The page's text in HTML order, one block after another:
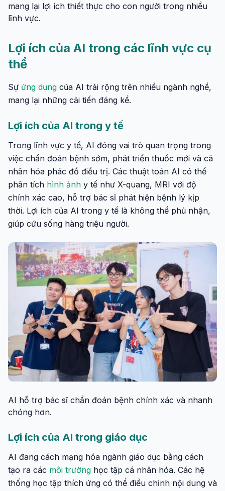
mang lại lợi ích thiết thực cho con người trong nhiều
lĩnh vực.
Lợi ích của AI trong các lĩnh vực cụ
thể
Sự ứng dụng của AI trải rộng trên nhiều ngành nghề,
mang lại những cải tiến đáng kể.
Lợi ích của AI trong y tế
Trong lĩnh vực y tế, AI đóng vai trò quan trọng trong
việc chẩn đoán bệnh sớm, phát triển thuốc mới và cá
nhân hóa phác đồ điều trị. Các thuật toán AI có thể
phân tích hình ảnh y tế như X-quang, MRI với độ
chính xác cao, hỗ trợ bác sĩ phát hiện bệnh lý kịp
thời. Lợi ích của AI trong y tế là không thể phủ nhận,
giúp cứu sống hàng triệu người.
AI hỗ trợ bác sĩ chẩn đoán bệnh chính xác và nhanh
chóng hơn.
Lợi ích của AI trong giáo dục
AI đang cách mạng hóa ngành giáo dục bằng cách
tạo ra các môi trường học tập cá nhân hóa. Các hệ
thống học tập thích ứng có thể điều chỉnh nội dung và